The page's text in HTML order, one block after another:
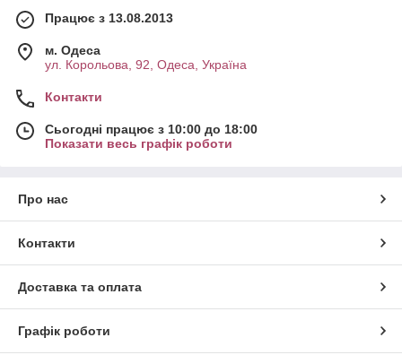
Працює з 13.08.2013
м. Одеса
ул. Корольова, 92, Одеса, Україна
Контакти
Сьогодні працює з 10:00 до 18:00
Показати весь графік роботи
Про нас
Контакти
Доставка та оплата
Графік роботи